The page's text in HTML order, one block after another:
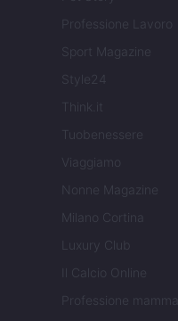
Professione Lavoro
Sport Magazine
Style24
Think.it
Tuobenessere
Viaggiamo
Nonne Magazine
Milano Cortina
Luxury Club
Il Calcio Online
Professione mamma